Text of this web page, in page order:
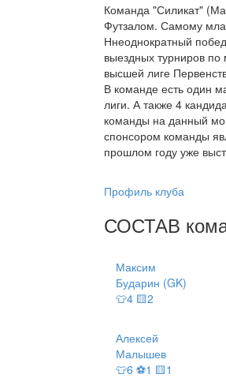
Команда "Силикат"
Футзалом. Самому
Ннеоднократный
выездных турниров
высшей лиге
В команде есть один
лиги. А также 4
команды на данный
спонсором команды
прошлом году уже
Профиль клуба
СОСТАВ
Максим
Бударин (GK)
👕4 🟨2
Алексей
Малышев
👕6 ⚽1 🟨1